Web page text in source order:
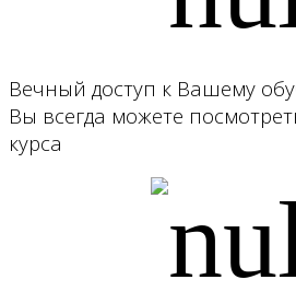
Вечный доступ к Вашему
Вы всегда можете
курса